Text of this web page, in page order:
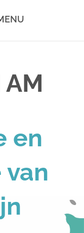
en